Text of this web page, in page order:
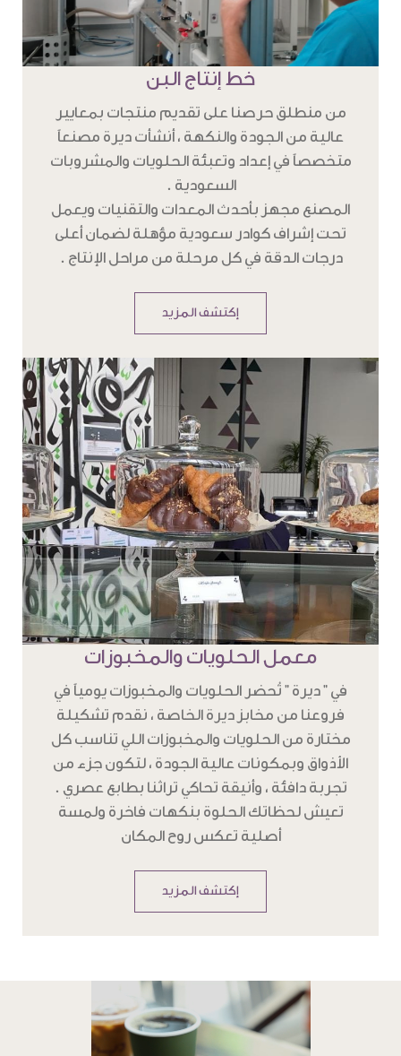
خط إنتاج البن
من منطلق حرصنا على تقديم منتجات بمعايير
عالية من الجودة والنكهة ، أنشأت ديرة مصنعاً
متخصصاً في إعداد وتعبئة الحلويات والمشروبات
السعودية .
المصنع مجهز بأحدث المعدات والتقنيات ويعمل
تحت إشراف كوادر سعودية مؤهلة لضمان أعلى
درجات الدقة في كل مرحلة من مراحل الإنتاج .
إكتشف المزيد
معمل الحلويات والمخبوزات
في " ديرة " تُحضر الحلويات والمخبوزات يومياً في
فروعنا من مخابز ديرة الخاصة ، نقدم تشكيلة
مختارة من الحلويات والمخبوزات اللي تناسب كل
الأذواق وبمكونات عالية الجودة ، لتكون جزء من
تجربة دافئة ، وأنيقة تحاكي تراثنا بطابع عصري .
تعيش لحظاتك الحلوة بنكهات فاخرة ولمسة
أصلية تعكس روح المكان
إكتشف المزيد